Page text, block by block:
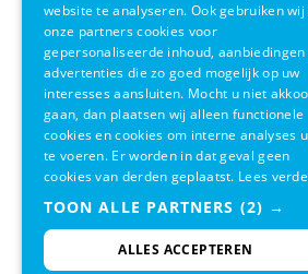
Pedaalemmer Zone
One Zwart 3L
website te analyseren. Ook gebruiken wij
onze partners cookies voor
gepersonaliseerde inhoud, aanbiedingen
advertenties die zo goed mogelijk op uw
interesses aansluiten. Mocht u niet
gaan, dan plaatsen wij alleen functionele
cookies en cookies om interne analyses
te voeren. Er worden in dat geval geen
cookies van derden geplaatst. Lees
TOON ALLE PARTNERS (2) →
ALLES ACCEPTEREN